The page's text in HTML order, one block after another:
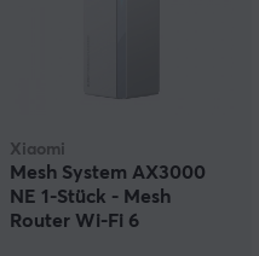
Xiaomi
Mesh System AX3000
NE 1-Stück - Mesh
Router Wi-Fi 6